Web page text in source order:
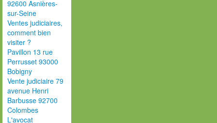
92600 Asnières-
sur-Seine
Ventes judiciaires,
comment bien
visiter ?
Pavillon 13 rue
Perrusset 93000
Bobigny
Vente judiciaire 79
avenue Henri
Barbusse 92700
Colombes
L'avocat